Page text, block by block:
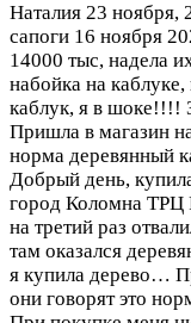
Наталия 23 ноября,
сапоги 16 ноября
14000 тыс, надела
набойка на
каблук, я в шоке!!!!
Пришла в магазин
норма деревянный
Добрый день,
город Коломна ТРЦ
на третий раз
там оказался
я купила дерево…
они говорят это